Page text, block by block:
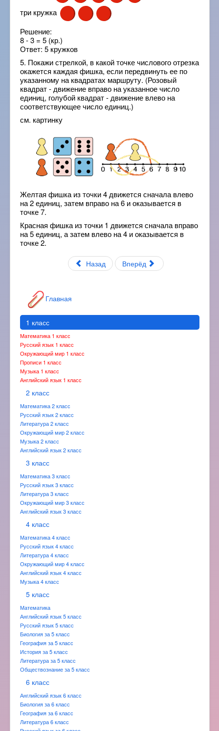
три кружка
Решение:
8 - 3 = 5 (кр.)
Ответ: 5 кружков
5. Покажи стрелкой, в какой точке числового отрезка
окажется каждая фишка, если передвинуть ее по
указанному на квадратах маршруту. (Розовый
квадрат - движение вправо на указанное число
единиц, голубой квадрат - движение влево на
соответствующее число единиц.)
см. картинку
Желтая фишка из точки 4 движется сначала влево
на 2 единиц, затем вправо на 6 и оказывается в
точке 7.
Красная фишка из точки 1 движется сначала вправо
на 5 единиц, а затем влево на 4 и оказывается в
точке 2.
Назад Вперёд
Главная
1 класс
Математика 1 класс
Русский язык 1 класс
Окружающий мир 1 класс
Прописи 1 класс
Музыка 1 класс
Английский язык 1 класс
2 класс
Математика 2 класс
Русский язык 2 класс
Литература 2 класс
Окружающий мир 2 класс
Музыка 2 класс
Английский язык 2 класс
3 класс
Математика 3 класс
Русский язык 3 класс
Литература 3 класс
Окружающий мир 3 класс
Английский язык 3 класс
4 класс
Математика 4 класс
Русский язык 4 класс
Литература 4 класс
Окружающий мир 4 класс
Английский язык 4 класс
Музыка 4 класс
5 класс
Математика
Английский язык 5 класс
Русский язык 5 класс
Биология за 5 класс
География за 5 класс
История за 5 класс
Литература за 5 класс
Обществознание за 5 класс
6 класс
Английский язык 6 класс
Биология за 6 класс
География за 6 класс
Литература 6 класс